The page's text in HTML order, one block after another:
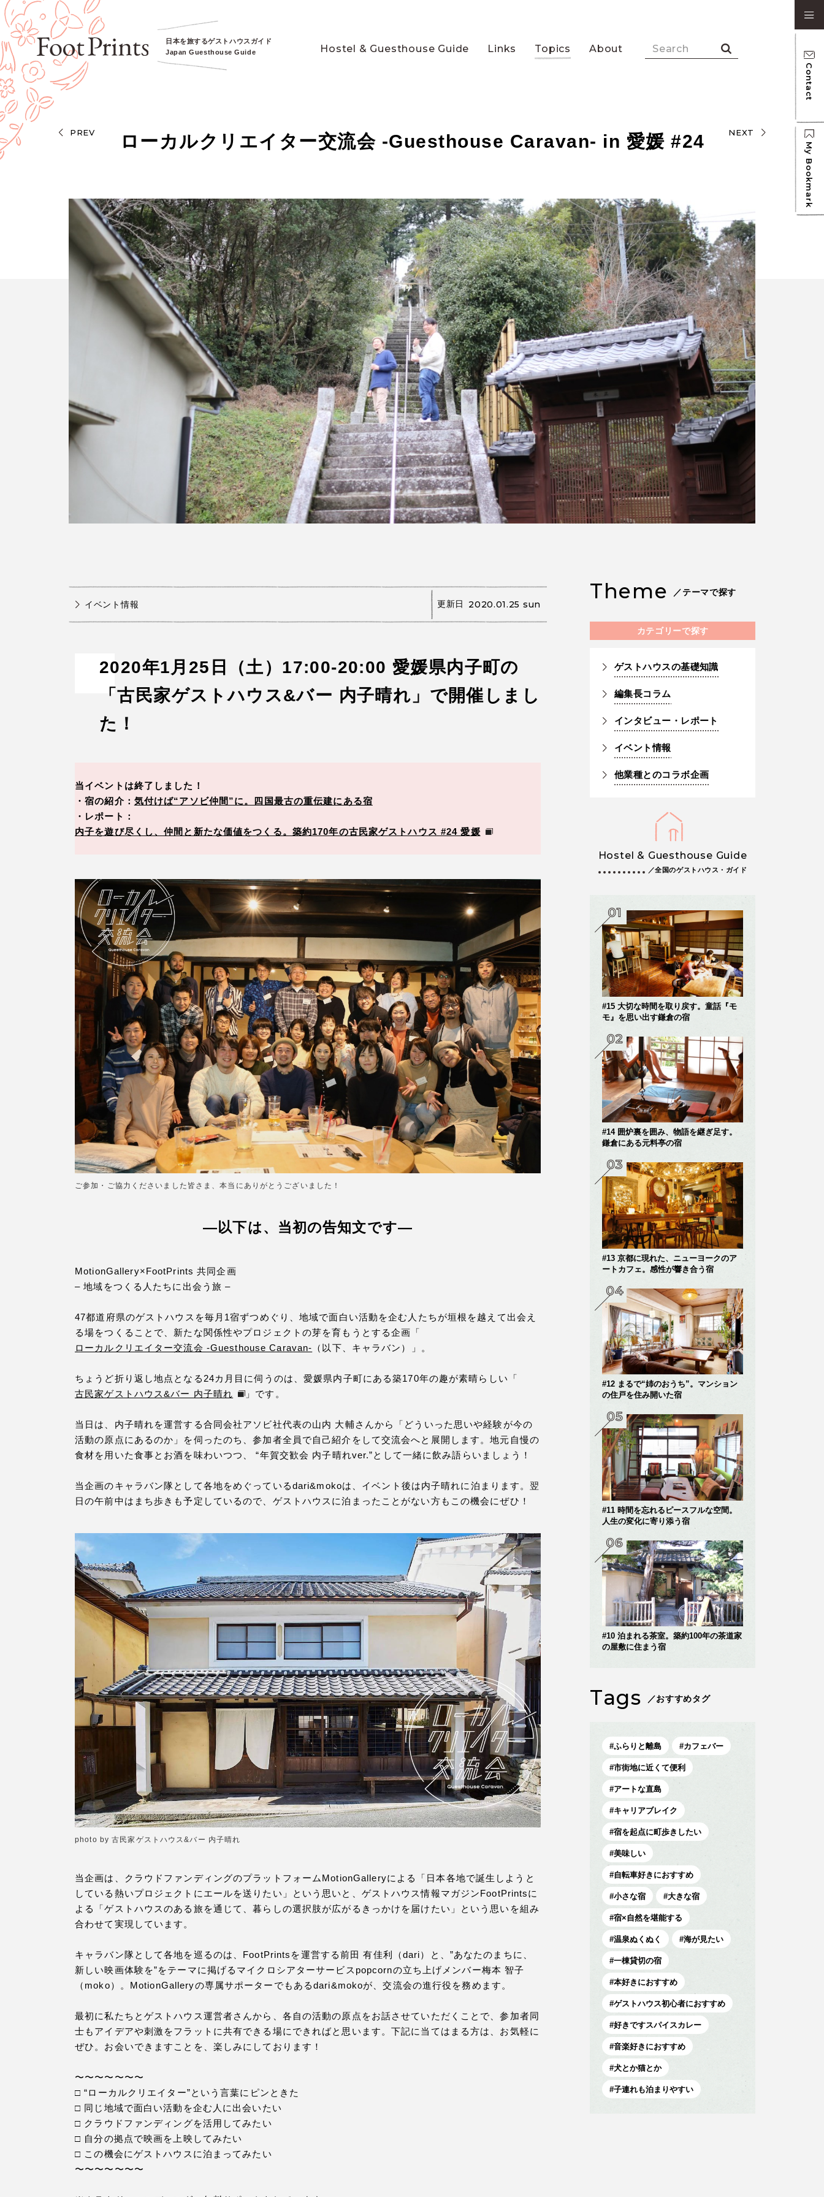
日本を旅するゲストハウスガイド
Japan Guesthouse Guide
Hostel & Guesthouse Guide Links Topics About
Contact
My Bookmark
PREV NEXT
ローカルクリエイター交流会 -Guesthouse Caravan- in 愛媛 #24
イベント情報 更新日 2020.01.25 sun
2020年1月25日（土）17:00-20:00 愛媛県内子町の
「古民家ゲストハウス&バー 内子晴れ」で開催しまし
た！
当イベントは終了しました！
・宿の紹介： 気付けば“アソビ仲間”に。四国最古の重伝建にある宿
・レポート：
内子を遊び尽くし、仲間と新たな価値をつくる。築約170年の古民家ゲストハウス #24 愛媛
ご参加・ご協力くださいました皆さま、本当にありがとうございました！
—以下は、当初の告知文です—
MotionGallery×FootPrints 共同企画
– 地域をつくる人たちに出会う旅 –
47都道府県のゲストハウスを毎月1宿ずつめぐり、地域で面白い活動を企む人たちが垣根を越えて出会え
る場をつくることで、新たな関係性やプロジェクトの芽を育もうとする企画「
ローカルクリエイター交流会 -Guesthouse Caravan- （以下、キャラバン）」。
ちょうど折り返し地点となる24カ月目に伺うのは、愛媛県内子町にある築170年の趣が素晴らしい「
古民家ゲストハウス&バー 内子晴れ
」です。
当日は、内子晴れを運営する合同会社アソビ社代表の山内 大輔さんから「どういった思いや経験が今の
活動の原点にあるのか」を伺ったのち、参加者全員で自己紹介をして交流会へと展開します。地元自慢の
食材を用いた食事とお酒を味わいつつ、 “年賀交歓会 内子晴れver.”として一緒に飲み語らいましょう！
当企画のキャラバン隊として各地をめぐっているdari&mokoは、イベント後は内子晴れに泊まります。翌
日の午前中はまち歩きも予定しているので、ゲストハウスに泊まったことがない方もこの機会にぜひ！
photo by 古民家ゲストハウス&バー 内子晴れ
当企画は、クラウドファンディングのプラットフォームMotionGalleryによる「日本各地で誕生しようと
している熱いプロジェクトにエールを送りたい」という思いと、ゲストハウス情報マガジンFootPrintsに
よる「ゲストハウスのある旅を通じて、暮らしの選択肢が広がるきっかけを届けたい」という思いを組み
合わせて実現しています。
キャラバン隊として各地を巡るのは、FootPrintsを運営する前田 有佳利（dari）と、”あなたのまちに、
新しい映画体験を”をテーマに掲げるマイクロシアターサービスpopcornの立ち上げメンバー梅本 智子
（moko）。MotionGalleryの専属サポーターでもあるdari&mokoが、交流会の進行役を務めます。
最初に私たちとゲストハウス運営者さんから、各自の活動の原点をお話させていただくことで、参加者同
士もアイデアや刺激をフラットに共有できる場にできればと思います。下記に当てはまる方は、お気軽に
ぜひ。お会いできますことを、楽しみにしております！
〜〜〜〜〜〜〜
□ “ローカルクリエイター”という言葉にピンときた
□ 同じ地域で面白い活動を企む人に出会いたい
□ クラウドファンディングを活用してみたい
□ 自分の拠点で映画を上映してみたい
□ この機会にゲストハウスに泊まってみたい
〜〜〜〜〜〜〜
Theme ／テーマで探す
カテゴリーで探す
ゲストハウスの基礎知識
編集長コラム
インタビュー・レポート
イベント情報
他業種とのコラボ企画
Hostel & Guesthouse Guide
／全国のゲストハウス・ガイド
#15 大切な時間を取り戻す。童話『モ
モ』を思い出す鎌倉の宿
#14 囲炉裏を囲み、物語を継ぎ足す。
鎌倉にある元料亭の宿
#13 京都に現れた、ニューヨークのア
ートカフェ。感性が響き合う宿
#12 まるで“姉のおうち”。マンション
の住戸を住み開いた宿
#11 時間を忘れるピースフルな空間。
人生の変化に寄り添う宿
#10 泊まれる茶室。築約100年の茶道家
の屋敷に住まう宿
Tags ／おすすめタグ
ふらりと離島 カフェバー
市街地に近くて便利
アートな直島
キャリアブレイク
宿を起点に町歩きしたい
美味しい
自転車好きにおすすめ
小さな宿 大きな宿
宿×自然を堪能する
温泉ぬくぬく 海が見たい
一棟貸切の宿
本好きにおすすめ
ゲストハウス初心者におすすめ
好きですスパイスカレー
音楽好きにおすすめ
犬とか猫とか
子連れも泊まりやすい